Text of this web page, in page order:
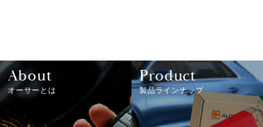
About
オーサーとは
Product
製品ラインナップ